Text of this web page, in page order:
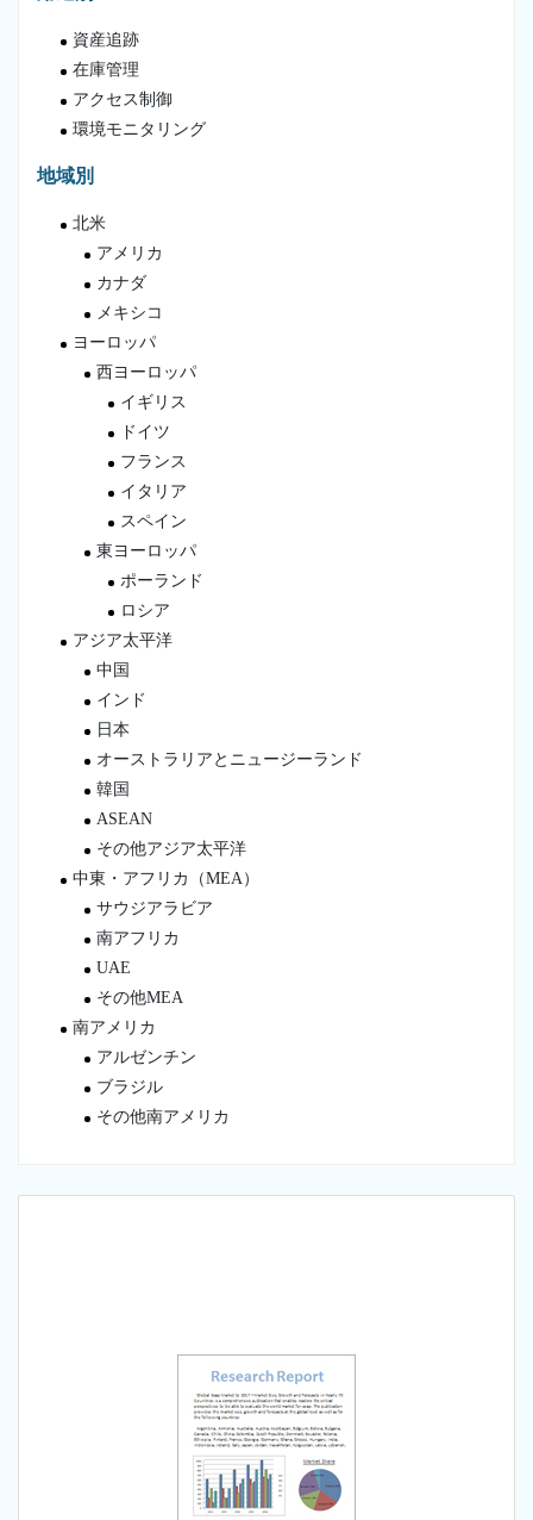
資産追跡
在庫管理
アクセス制御
環境モニタリング
地域別
北米
アメリカ
カナダ
メキシコ
ヨーロッパ
西ヨーロッパ
イギリス
ドイツ
フランス
イタリア
スペイン
東ヨーロッパ
ポーランド
ロシア
アジア太平洋
中国
インド
日本
オーストラリアとニュージーランド
韓国
ASEAN
その他アジア太平洋
中東・アフリカ（MEA）
サウジアラビア
南アフリカ
UAE
その他MEA
南アメリカ
アルゼンチン
ブラジル
その他南アメリカ